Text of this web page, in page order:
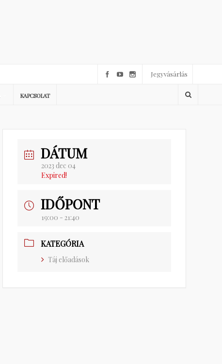
Jegyvásárlás
KAPCSOLAT
DÁTUM
2023 dec 04
Expired!
IDŐPONT
19:00 - 21:40
KATEGÓRIA
Táj előadások